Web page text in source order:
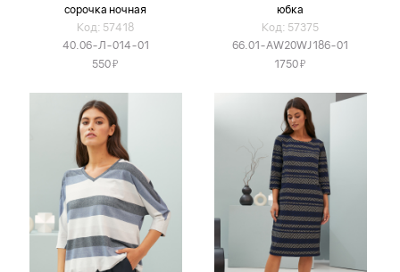
сорочка ночная
Код: 57418
40.06-Л-014-01
550Я
юбка
Код: 57375
66.01-AW20WJ186-01
1750Я